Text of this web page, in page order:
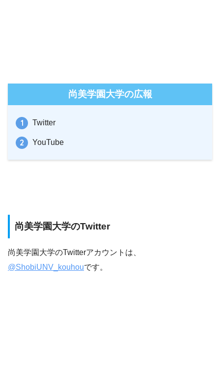
尚美学園大学の広報
Twitter
YouTube
尚美学園大学のTwitter
尚美学園大学のTwitterアカウントは、
@ShobiUNV_kouhouです。